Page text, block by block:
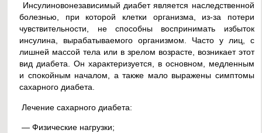
Инсулиновонезависимый диабет является наследственной
болезнью, при которой клетки организма, из-за потери
чувствительности, не способны воспринимать избыток
инсулина, вырабатываемого организмом. Часто у лиц, с
лишней массой тела или в зрелом возрасте, возникает этот
вид диабета. Он характеризуется, в основном, медленным
и спокойным началом, а также мало выражены симптомы
сахарного диабета.
Лечение сахарного диабета:
— Физические нагрузки;